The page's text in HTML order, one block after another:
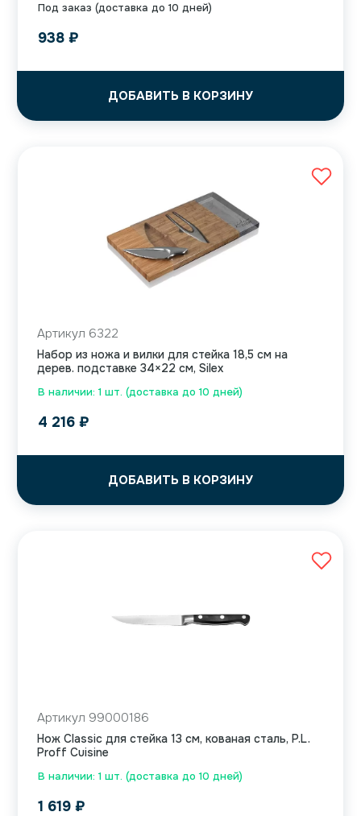
Под заказ (доставка до 10 дней)
938 ₽
ДОБАВИТЬ В КОРЗИНУ
В наличии: 1 шт. (доставка до 10 дней)
Артикул 6322
Набор из ножа и вилки для стейка 18,5 см на
дерев. подставке 34×22 см, Silex
4 216 ₽
ДОБАВИТЬ В КОРЗИНУ
В наличии: 1 шт. (доставка до 10 дней)
Артикул 99000186
Нож Classic для стейка 13 см, кованая сталь, P.L.
Proff Cuisine
1 619 ₽